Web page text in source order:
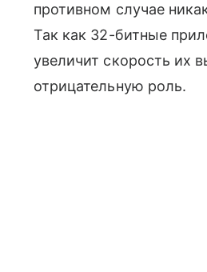
противном случае
Так как 32-битные
увеличит скорость их
отрицательную роль.